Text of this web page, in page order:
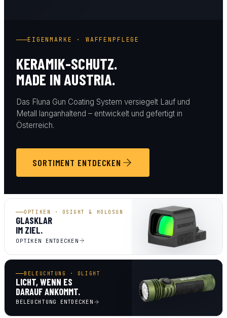
EIGENMARKE · WAFFENPFLEGE
KERAMIK-SCHUTZ.
MADE IN AUSTRIA.
Das Fluna Gun Coating System versiegelt Lauf und
Metall langanhaltend – entwickelt und gefertigt in
Österreich.
SORTIMENT ENTDECKEN
OPTIKEN · OSIGHT & HOLOSUN
GLASKLAR
IM ZIEL.
OPTIKEN ENTDECKEN
BELEUCHTUNG · OLIGHT
LICHT, WENN ES
DARAUF ANKOMMT.
BELEUCHTUNG ENTDECKEN